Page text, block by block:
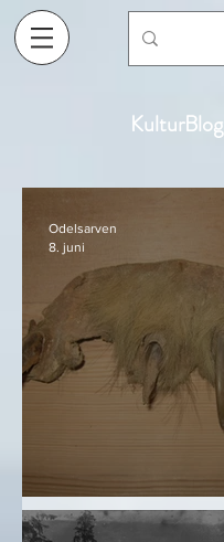
KulturBlog
Bjørnekloa
Odelsarven
8. juni